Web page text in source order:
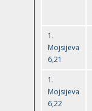
1.
Mojsijeva
6,21
1.
Mojsijeva
6,22